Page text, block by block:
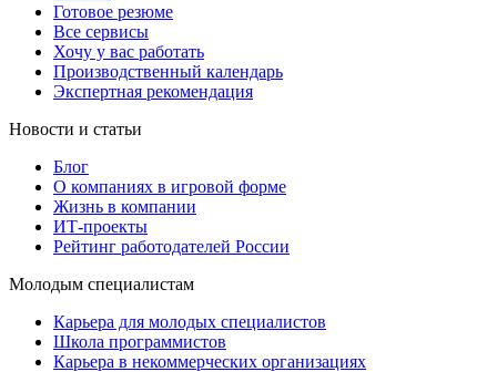
Готовое резюме
Все сервисы
Хочу у вас работать
Производственный календарь
Экспертная рекомендация
Новости и статьи
Блог
О компаниях в игровой форме
Жизнь в компании
ИТ-проекты
Рейтинг работодателей России
Молодым специалистам
Карьера для молодых специалистов
Школа программистов
Карьера в некоммерческих организациях